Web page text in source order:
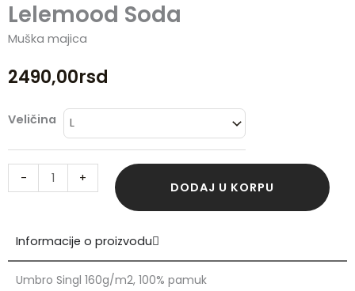
Lelemood Soda
Muška majica
2490,00rsd
Veličina
-
Lelemood
količina
+
DODAJ U KORPU
Informacije o proizvodu
Umbro Singl 160g/m2, 100% pamuk